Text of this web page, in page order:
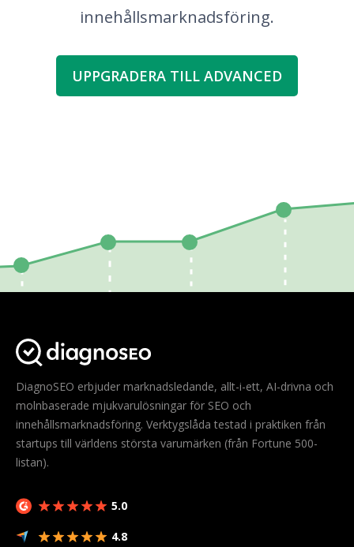
innehållsmarknadsföring.
UPPGRADERA TILL ADVANCED
DiagnoSEO erbjuder marknadsledande, allt-i-ett, AI-drivna och
molnbaserade mjukvarulösningar för SEO och
innehållsmarknadsföring. Verktygslåda testad i praktiken från
startups till världens största varumärken (från Fortune 500-
listan).
5.0
4.8